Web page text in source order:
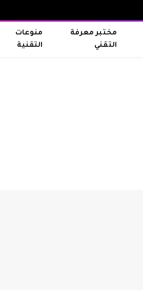
مختبر معرفة
التقني
منوعات
التقنية